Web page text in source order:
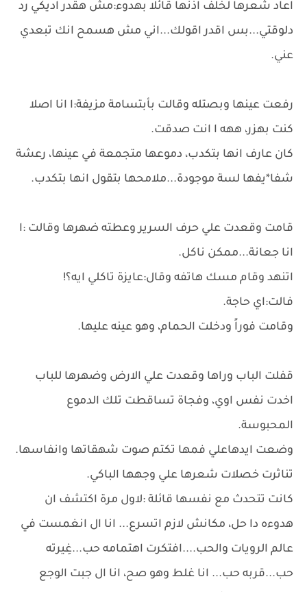
اعاد شعرها لخلف اذنها قائلا بهدوء:مش هقدر اديكي رد
دلوقتي...بس اقدر اقولك...اني مش هسمح انك تبعدي
عني.
رفعت عينها وبصتله وقالت بأبتسامة مزيفة:ا انا اصلا
كنت بهزر، ههه ا انت صدقت.
كان عارف انها بتكدب، دموعها متجمعة في عينها، رعشة
شفا*يفها لسة موجودة...ملامحها بتقول انها بتكدب.
قامت وقعدت علي حرف السرير وعطته ضهرها وقالت :ا
انا جعانة...ممكن ناكل.
اتنهد وقام مسك هاتفه وقال:عايزة تاكلي ايه؟!
فالت:اي حاجة.
وقامت فوراً ودخلت الحمام، وهو عينه عليها.
قفلت الباب وراها وقعدت علي الارض وضهرها للباب
اخدت نفس اوي، وفجاة تساقطت تلك الدموع
المحبوسة.
وضعت ايدهاعلي فمها تكتم صوت شهقاتها وانفاسها.
تناثرت خصلات شعرها علي وجهها الباكي.
كانت تتحدث مع نفسها قائلة :لاول مرة اكتشف ان
هدوءه دا حل، مكانش لازم اتسرع... انا ال انغمست في
عالم الرويات والحب....افتكرت اهتمامه حب...غِيرته
حب...قربه حب... انا غلط وهو صح، انا ال جبت الوجع